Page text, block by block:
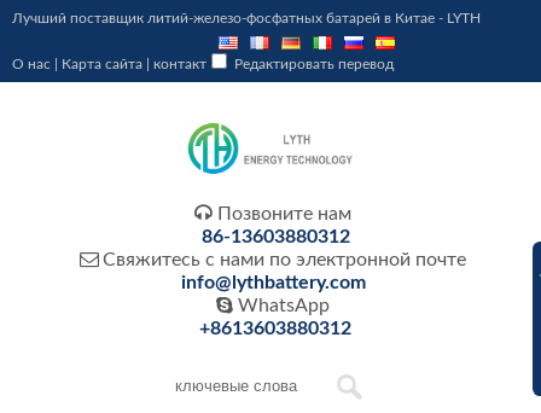
Лучший поставщик литий-железо-фосфатных батарей в Китае - LYTH
О нас Карта сайта контакт Редактировать перевод
 Позвоните нам
86-13603880312
 Свяжитесь с нами по электронной почте
info@lythbattery.com
 WhatsApp
+8613603880312